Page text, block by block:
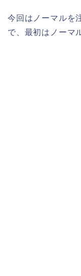
今回はノーマルを
で、最初はノーマ